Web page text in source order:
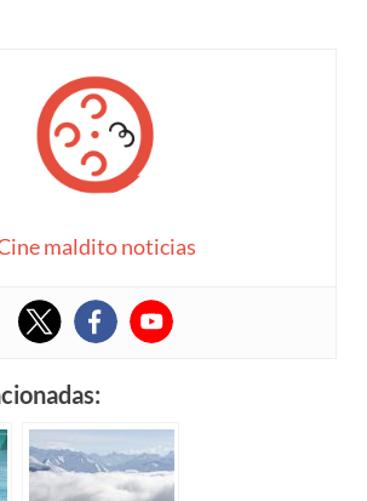
maldito noticias